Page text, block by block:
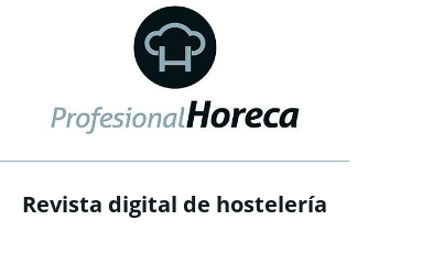
Revista digital de hostelería